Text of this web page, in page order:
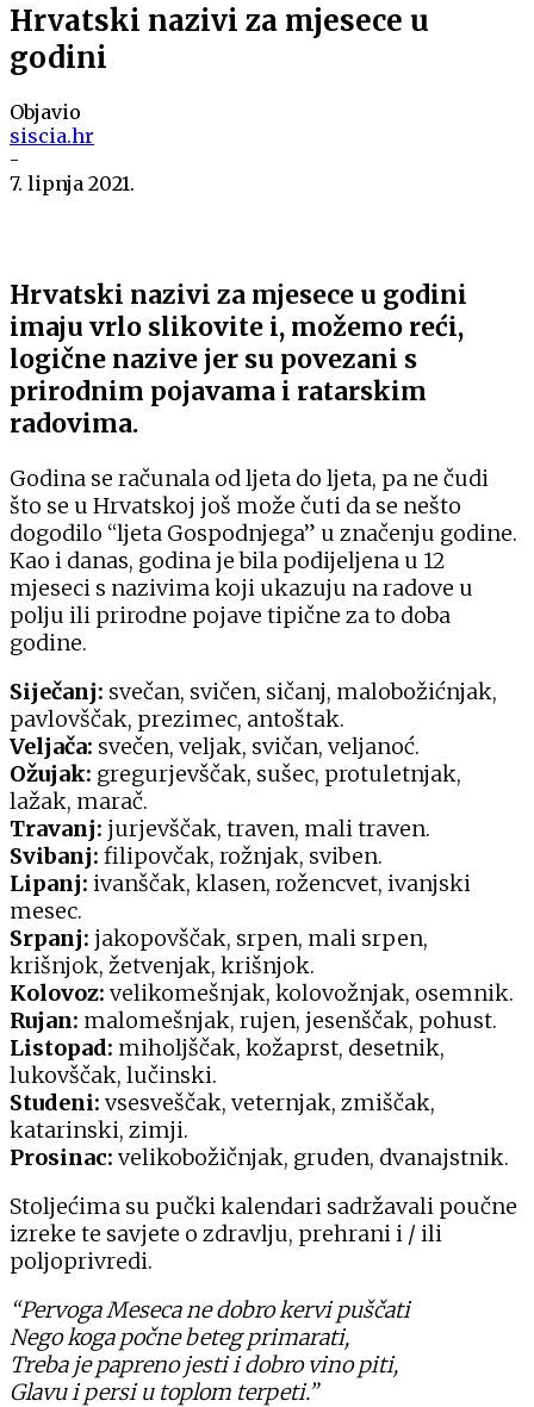
Hrvatski nazivi za mjesece u
godini
Objavio
siscia.hr
-
7. lipnja 2021.
Hrvatski nazivi za mjesece u godini
imaju vrlo slikovite i, možemo reći,
logične nazive jer su povezani s
prirodnim pojavama i ratarskim
radovima.
Godina se računala od ljeta do ljeta, pa ne čudi
što se u Hrvatskoj još može čuti da se nešto
dogodilo “ljeta Gospodnjega” u značenju godine.
Kao i danas, godina je bila podijeljena u 12
mjeseci s nazivima koji ukazuju na radove u
polju ili prirodne pojave tipične za to doba
godine.
Siječanj: svečan, svičen, sičanj, malobožićnjak,
pavlovščak, prezimec, antoštak.
Veljača: svečen, veljak, svičan, veljanoć.
Ožujak: gregurjevščak, sušec, protuletnjak,
lažak, marač.
Travanj: jurjevščak, traven, mali traven.
Svibanj: filipovčak, rožnjak, sviben.
Lipanj: ivanščak, klasen, rožencvet, ivanjski
mesec.
Srpanj: jakopovščak, srpen, mali srpen,
krišnjok, žetvenjak, krišnjok.
Kolovoz: velikomešnjak, kolovožnjak, osemnik.
Rujan: malomešnjak, rujen, jesenščak, pohust.
Listopad: miholjščak, kožaprst, desetnik,
lukovščak, lučinski.
Studeni: vsesveščak, veternjak, zmiščak,
katarinski, zimji.
Prosinac: velikobožičnjak, gruden, dvanajstnik.
Stoljećima su pučki kalendari sadržavali poučne
izreke te savjete o zdravlju, prehrani i / ili
poljoprivredi.
“Pervoga Meseca ne dobro kervi puščati
Nego koga počne beteg primarati,
Treba je papreno jesti i dobro vino piti,
Glavu i persi u toplom terpeti.”